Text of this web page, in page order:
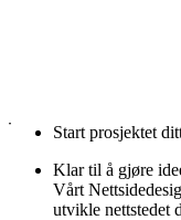
Start prosjektet
Klar til å gjøre
Vårt
utvikle nettstedet